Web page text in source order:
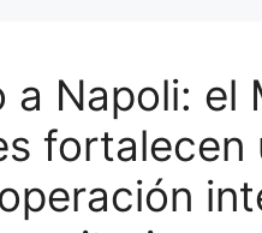
a Napoli: el
fortalecen